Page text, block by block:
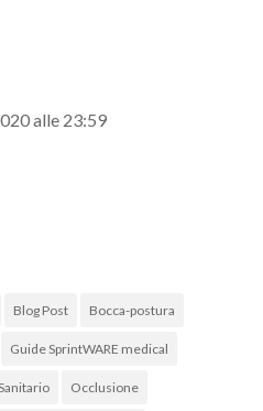
alle 23:59
Blog Post Bocca-postura
Guide SprintWARE medical
Occlusione